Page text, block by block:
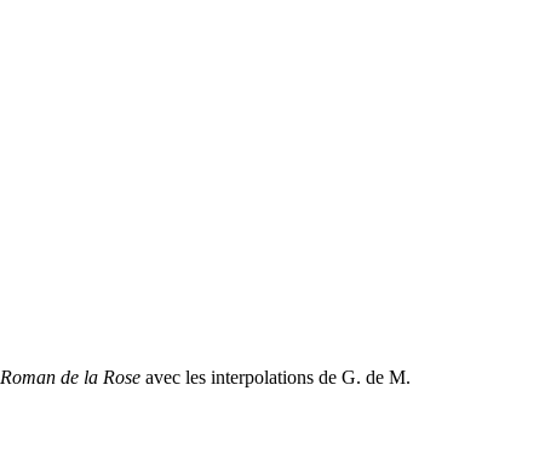
Roman de la Rose avec les interpolations de G. de M.